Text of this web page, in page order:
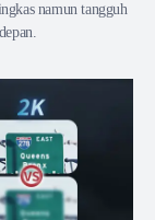
namun tangguh